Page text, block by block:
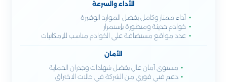
الأداء والسرعة
أداء ممتاز وكامل بفضل الموارد الوفيرة
خوادم حديثة ومتطورة بإستمرار
عدد مواقع مستضافة على الخوادم مناسب للإمكانيات
الأمان
مستوى أمان عالِ بفضل شهادات وجدران الحماية
دعم فني فوري من الشركة في حالات الاختراق